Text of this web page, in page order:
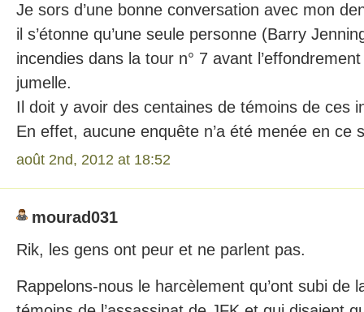
Je sors d’une bonne conversation avec mon
il s’étonne qu’une seule personne (Barry
incendies dans la tour n° 7 avant
jumelle.
Il doit y avoir des centaines de témoins de ces
En effet, aucune enquête n’a été menée en ce
août 2nd, 2012 at 18:52
mourad031
Rik, les gens ont peur et ne parlent pas.
Rappelons-nous le harcèlement qu’ont subi de